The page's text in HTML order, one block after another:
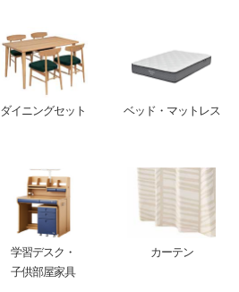
ダイニングセット ベッド・マットレス
学習デスク・
子供部屋家具
カーテン